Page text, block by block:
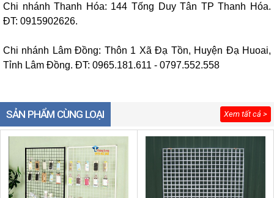
Chi nhánh Thanh Hóa: 144 Tống Duy Tân TP Thanh Hóa.
ĐT: 0915902626.
Chi nhánh Lâm Đồng: Thôn 1 Xã Đạ Tồn, Huyện Đạ Huoai,
Tỉnh Lâm Đồng. ĐT: 0965.181.611 - 0797.552.558
Xem tất cả >
SẢN PHẨM CÙNG LOẠI